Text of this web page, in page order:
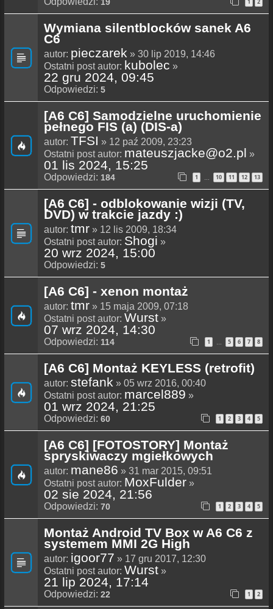
1 2
Wymiana silentblocków sanek A6
C6
autor: pieczarek » 30 lip 2019, 14:46
Ostatni post autor: kubolec »
22 gru 2024, 09:45
Odpowiedzi: 5
[A6 C6] Samodzielne uruchomienie
pełnego FIS (a) (DIS-a)
autor: TFSI » 12 paź 2009, 23:23
Ostatni post autor: mateuszjacke@o2.pl »
01 lis 2024, 15:25
Odpowiedzi: 184 1 … 10 11 12 13
[A6 C6] - odblokowanie wizji (TV,
DVD) w trakcie jazdy :)
autor: tmr » 12 lis 2009, 18:34
Ostatni post autor: Shogi »
20 wrz 2024, 15:00
Odpowiedzi: 5
[A6 C6] - xenon montaż
autor: tmr » 15 maja 2009, 07:18
Ostatni post autor: Wurst »
07 wrz 2024, 14:30
Odpowiedzi: 114 1 … 5 6 7 8
[A6 C6] Montaż KEYLESS (retrofit)
autor: stefank » 05 wrz 2016, 00:40
Ostatni post autor: marcel889 »
01 wrz 2024, 21:25
Odpowiedzi: 60 1 2 3 4 5
[A6 C6] [FOTOSTORY] Montaż
spryskiwaczy mgiełkowych
autor: mane86 » 31 mar 2015, 09:51
Ostatni post autor: MoxFulder »
02 sie 2024, 21:56
Odpowiedzi: 70 1 2 3 4 5
Montaż Android TV Box w A6 C6 z
systemem MMI 2G High
autor: igoor77 » 17 gru 2017, 12:30
Ostatni post autor: Wurst »
21 lip 2024, 17:14
Odpowiedzi: 22 1 2